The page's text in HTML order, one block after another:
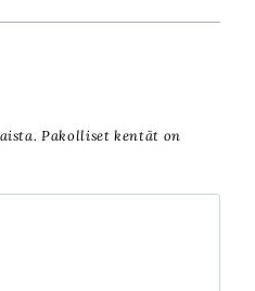
Pakolliset kentät on